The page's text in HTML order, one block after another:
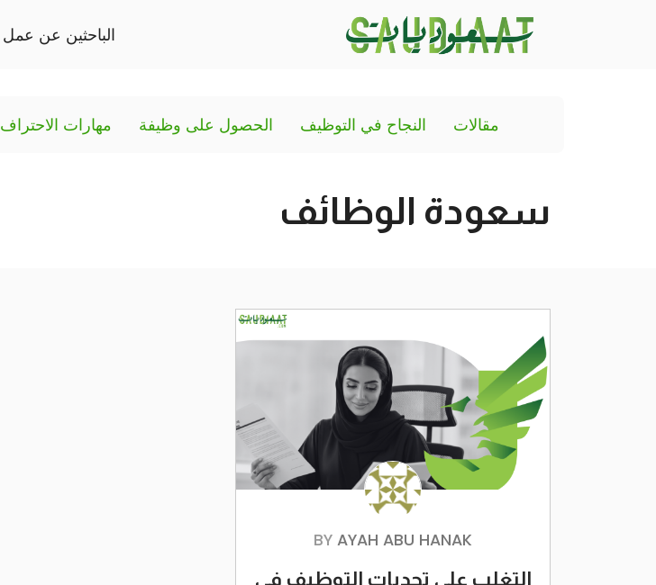
الباحثين عن عمل
مقالات النجاح في التوظيف الحصول على وظيفة مهارات الاحتراف
سعودة الوظائف
BY AYAH ABU HANAK
التغلب على تحديات التوظيف في